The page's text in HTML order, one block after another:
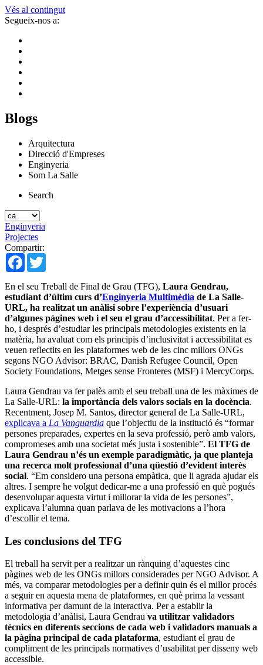
Vés al contingut
Segueix-nos a:
Blogs
Arquitectura
Direcció d'Empreses
Enginyeria
Som La Salle
Search
Enginyeria
Projectes
Compartir:
Facebook
En el seu Treball de Final de Grau (TFG), Laura Gendrau,
estudiant d’últim curs d’Enginyeria Multimèdia de La Salle-
URL, ha realitzat un anàlisi sobre l’experiència d’usuari
d’algunes pàgines web i el seu el grau d’accessibilitat. Per a fer-
ho, i després d’estudiar les principals metodologies existents en la
matèria, ha avaluat com els principis d’inclusivitat i accessibilitat es
veuen reflectits en les plataformes web de les cinc millors ONGs
segons NGO Advisor: BRAC, Danish Refugee Council, Open
Society Foundations, Metges sense Fronteres (MSF) i MercyCorps.
Laura Gendrau va fer palès amb el seu treball una de les màximes de
La Salle-URL: la importància dels valors socials en la docència.
Recentment, Josep M. Santos, director general de La Salle-URL,
explicava a La Vanguardia que l’objectiu de la institució és “formar
persones preparades, expertes en la seva professió, però amb valors,
compromeses amb una societat més justa i sostenible”. El TFG de
Laura Gendrau n’és un exemple paradigmàtic, ja que planteja
una recerca molt professional d’una qüestió d’evident interès
social. “Em considero una persona empàtica, que li agrada ajudar els
altres. I sempre he volgut dedicar-me a una professió en què pogués
desenvolupar aquesta virtut i millorar la vida de les persones”,
explicava l’alumna quan parlava de les motivacions a l’hora
d’escollir el tema.
Les conclusions del TFG
El treball ha servit per a realitzar un rànquing d’aquestes cinc
pàgines web de les ONGs millors considerades per NGO Advisor. A
més, va comparar metodologies per a definir quin és el millor procés
a seguir en aquesta mena de plataformes, en què prima la vessant
informativa per damunt de la interactiva. Per a establir la
metodologia d’anàlisi, Laura Gendrau va utilitzar validadors
tècnics en diferents seccions de cada web i validadors manuals a
la pàgina principal de cada plataforma, estudiant el grau de
compliment de les principals normatives d’usabilitat per disseny web
accessible.